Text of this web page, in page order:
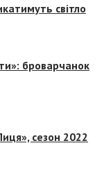
світло
броварчанок
сезон 2022